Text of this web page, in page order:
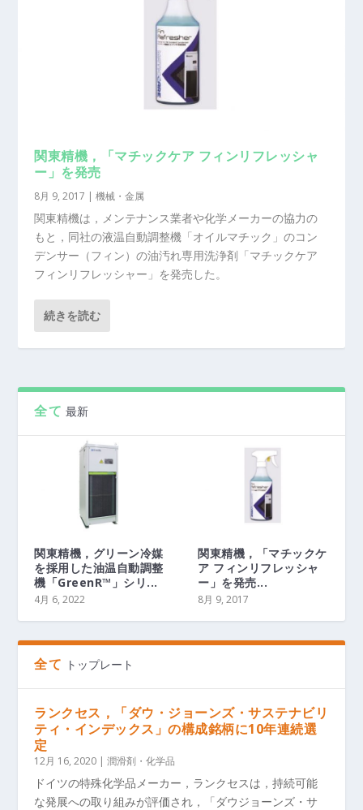
関東精機，「マチックケア フィンリフレッシャ
ー」を発売
8月 9, 2017 |機械・金属
関東精機は，メンテナンス業者や化学メーカーの協力の
もと，同社の液温自動調整機「オイルマチック」のコン
デンサー（フィン）の油汚れ専用洗浄剤「マチックケア
フィンリフレッシャー」を発売した。
続きを読む
全て 最新
関東精機，グリーン冷媒
を採用した油温自動調整
機「GreenR™」シリ...
4月 6, 2022
関東精機，「マチックケ
ア フィンリフレッシャ
ー」を発売...
8月 9, 2017
全て トップレート
ランクセス，「ダウ・ジョーンズ・サステナビリ
ティ・インデックス」の構成銘柄に10年連続選
定
12月 16, 2020 |潤滑剤・化学品
ドイツの特殊化学品メーカー，ランクセスは，持続可能
な発展への取り組みが評価され，「ダウジョーンズ・サ